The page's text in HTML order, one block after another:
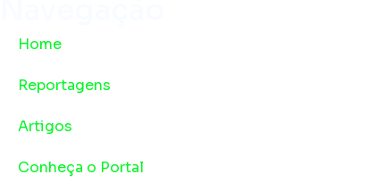
Home
Reportagens
Artigos
Conheça o Portal